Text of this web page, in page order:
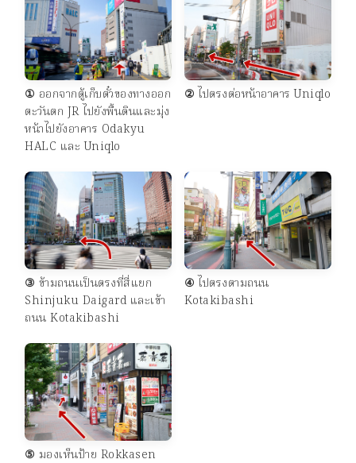
① ออกจากตู้เก็บตั๋วของทางออก
ตะวันตก JR ไปยังพื้นดินและมุ่ง
หน้าไปยังอาคาร Odakyu
HALC และ Uniqlo
② ไปตรงต่อหน้าอาคาร Uniqlo
③ ข้ามถนนเป็นตรงที่สี่แยก
Shinjuku Daigard และเข้า
ถนน Kotakibashi
④ ไปตรงตามถนน
Kotakibashi
⑤ มองเห็นป้าย Rokkasen